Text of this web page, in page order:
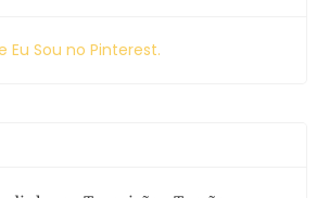
Eu Sou no Pinterest.